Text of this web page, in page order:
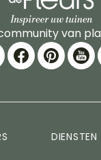
van
DIENSTEN